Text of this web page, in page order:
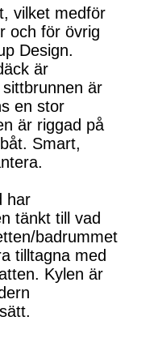
vilket medför
och för övrig
Design.
är
är
en stor
är riggad på
Smart,
har
tänkt till vad
badrummet
tilltagna med
Kylen är